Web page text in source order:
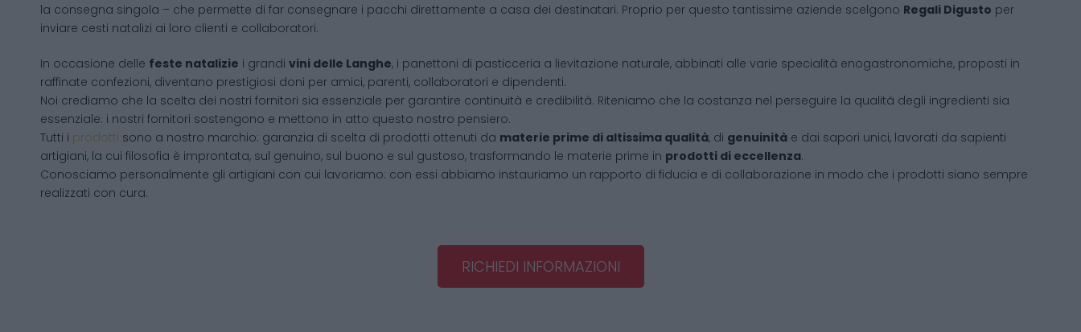
la consegna singola – che permette di far consegnare i pacchi direttamente a casa dei destinatari. Proprio per questo tantissime aziende scelgono Regali Digusto per
inviare cesti natalizi ai loro clienti e collaboratori.
In occasione delle feste natalizie i grandi vini delle Langhe, i panettoni di pasticceria a lievitazione naturale, abbinati alle varie specialità enogastronomiche, proposti in
raffinate confezioni, diventano prestigiosi doni per amici, parenti, collaboratori e dipendenti.
Noi crediamo che la scelta dei nostri fornitori sia essenziale per garantire continuità e credibilità. Riteniamo che la costanza nel perseguire la qualità degli ingredienti sia
essenziale: i nostri fornitori sostengono e mettono in atto questo nostro pensiero.
Tutti i prodotti sono a nostro marchio: garanzia di scelta di prodotti ottenuti da materie prime di altissima qualità, di genuinità e dai sapori unici, lavorati da sapienti
artigiani, la cui filosofia è improntata, sul genuino, sul buono e sul gustoso, trasformando le materie prime in prodotti di eccellenza.
Conosciamo personalmente gli artigiani con cui lavoriamo: con essi abbiamo instauriamo un rapporto di fiducia e di collaborazione in modo che i prodotti siano sempre
realizzati con cura.
RICHIEDI INFORMAZIONI